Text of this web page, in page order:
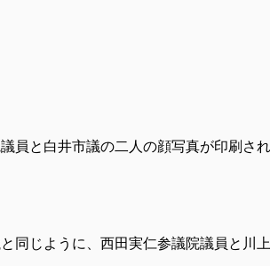
員と白井市議の二人の顔写真が印刷さ
同じように、西田実仁参議院議員と川